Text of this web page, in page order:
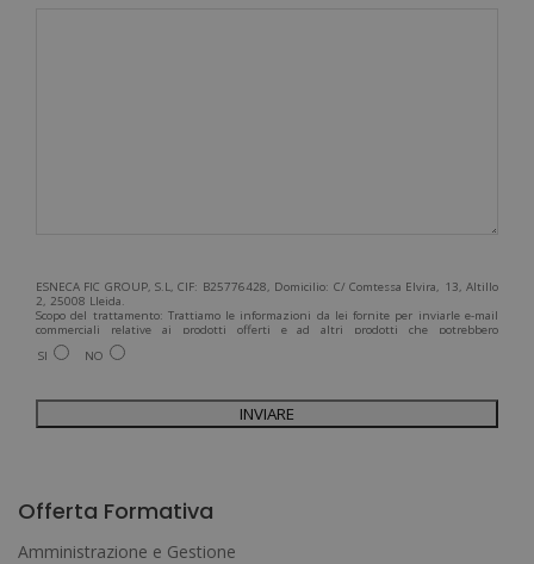
ESNECA FIC GROUP, S.L, CIF: B25776428, Domicilio: C/ Comtessa Elvira, 13, Altillo
2, 25008 Lleida.
Scopo del trattamento: Trattiamo le informazioni da lei fornite per inviarle e-mail
commerciali relative ai prodotti offerti e ad altri prodotti che potrebbero
interessarla. Legittimazione del trattamento: Consenso dell'interessato. Diritti:
Può esercitare i suoi diritti identificandosi sufficientemente e contattandoci
ricevere informazioni commerciali (per telefono e/o via e-mail):
SI NO
l
Offerta Formativa
Amministrazione e Gestione